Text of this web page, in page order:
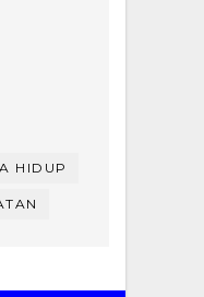
HIDUP